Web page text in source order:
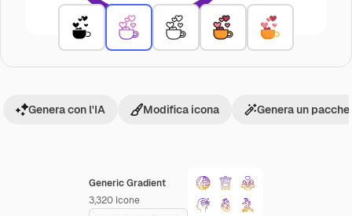
Generic Gradient
3,320 Icone
Genera con l'IA Modifica icona Genera un